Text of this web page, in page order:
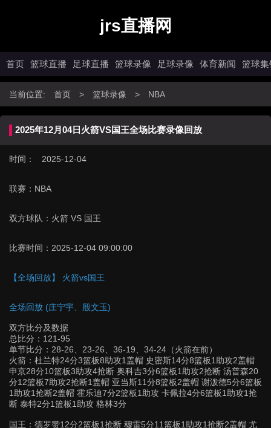
jrs直播网
首页 篮球直播 足球直播 篮球录像 足球录像 体育新闻 篮球集
当前位置: 首页 > 篮球录像 > NBA
2025年12月04日火箭VS国王全场比赛录像回放
时间： 2025-12-04
联赛： NBA
双方球队： 火箭 VS 国王
比赛时间： 2025-12-04 09:00:00
【全场回放】 火箭vs国王
全场回放 (庄宁宇、殷文玉)
双方比分及数据
总比分：121-95
单节比分：28-26、23-26、36-19、34-24（火箭在前）
火箭：杜兰特24分3篮板8助攻1盖帽 史密斯14分8篮板1助攻2盖帽
申京28分10篮板3助攻4抢断 奥科吉3分6篮板1助攻2抢断 汤普森20
分12篮板7助攻2抢断1盖帽 亚当斯11分8篮板2盖帽 谢泼德5分6篮板
1助攻1抢断2盖帽 霍乐迪7分2篮板1助攻 卡佩拉4分6篮板1助攻1抢
断 泰特2分1篮板1助攻 格林3分
国王：德罗赞12分2篮板1抢断 穆雷5分11篮板1助攻1抢断2盖帽 尤